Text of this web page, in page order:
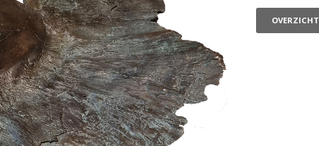
OVERZICHT